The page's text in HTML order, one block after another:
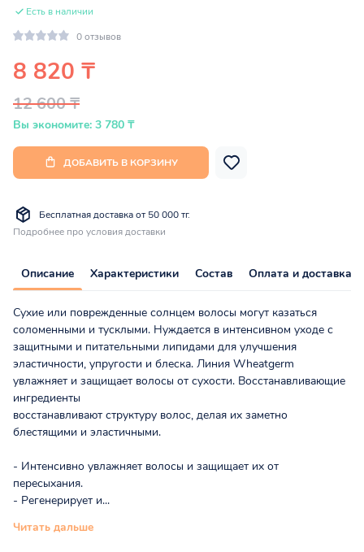
Есть в наличии
0 отзывов
8 820 ₸
12 600 ₸
Вы экономите: 3 780 ₸
ДОБАВИТЬ В КОРЗИНУ
Бесплатная доставка от 50 000 тг.
Подробнее про условия доставки
Описание Характеристики Состав Оплата и доставка
Сухие или поврежденные солнцем волосы могут казаться
соломенными и тусклыми. Нуждается в интенсивном уходе с
защитными и питательными липидами для улучшения
эластичности, упругости и блеска. Линия Wheatgerm
увлажняет и защищает волосы от сухости. Восстанавливающие
ингредиенты
восстанавливают структуру волос, делая их заметно
блестящими и эластичными.
- Интенсивно увлажняет волосы и защищает их от
пересыхания.
- Регенерирует и...
Читать дальше